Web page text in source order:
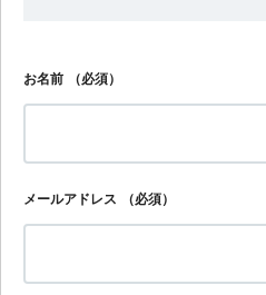
お名前 （必須）
メールアドレス （必須）